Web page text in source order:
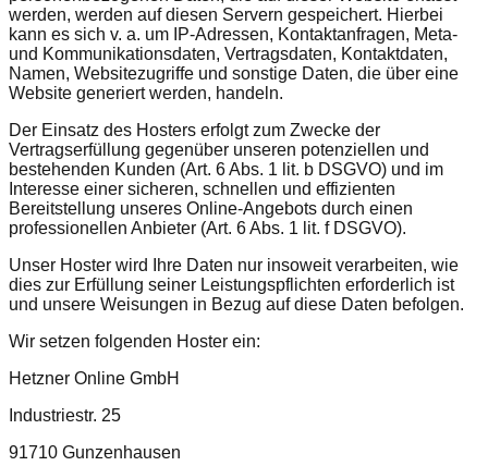
werden, werden auf diesen Servern gespeichert. Hierbei
kann es sich v. a. um IP-Adressen, Kontaktanfragen, Meta-
und Kommunikationsdaten, Vertragsdaten, Kontaktdaten,
Namen, Websitezugriffe und sonstige Daten, die über eine
Website generiert werden, handeln.
Der Einsatz des Hosters erfolgt zum Zwecke der
Vertragserfüllung gegenüber unseren potenziellen und
bestehenden Kunden (Art. 6 Abs. 1 lit. b DSGVO) und im
Interesse einer sicheren, schnellen und effizienten
Bereitstellung unseres Online-Angebots durch einen
professionellen Anbieter (Art. 6 Abs. 1 lit. f DSGVO).
Unser Hoster wird Ihre Daten nur insoweit verarbeiten, wie
dies zur Erfüllung seiner Leistungspflichten erforderlich ist
und unsere Weisungen in Bezug auf diese Daten befolgen.
Wir setzen folgenden Hoster ein:
Hetzner Online GmbH
Industriestr. 25
91710 Gunzenhausen